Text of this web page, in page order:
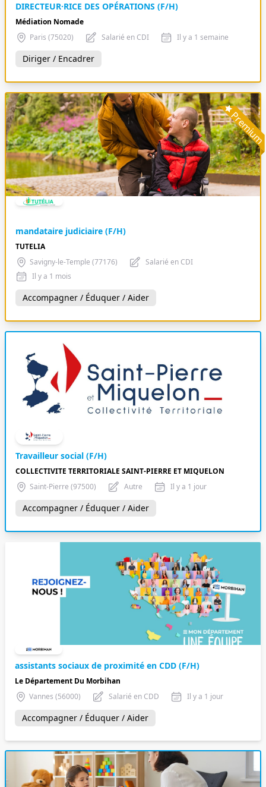
DIRECTEUR·RICE DES OPÉRATIONS (F/H)
Médiation Nomade
Paris (75020)
Salarié en CDI Il y a 1 semaine
Diriger / Encadrer
mandataire judiciaire (F/H)
TUTELIA
Savigny-le-Temple (77176)
Salarié en CDI
Il y a 1 mois
Accompagner / Éduquer / Aider
Travailleur social (F/H)
COLLECTIVITE TERRITORIALE SAINT-PIERRE ET MIQUELON
Saint-Pierre (97500)
Autre Il y a 1 jour
Accompagner / Éduquer / Aider
assistants sociaux de proximité en CDD (F/H)
Le Département Du Morbihan
Vannes (56000)
Salarié en CDD Il y a 1 jour
Accompagner / Éduquer / Aider